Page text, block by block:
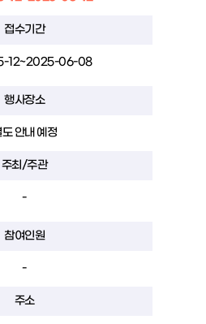
접수기간
12~2025-06-08
행사장소
도 안내 예정
주최/주관
-
참여인원
-
주소